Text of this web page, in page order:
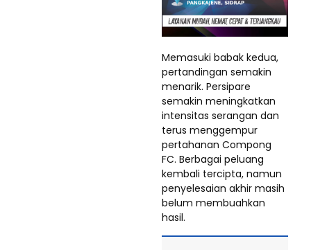
Memasuki babak kedua,
pertandingan semakin
menarik. Persipare
semakin meningkatkan
intensitas serangan dan
terus menggempur
pertahanan Compong
FC. Berbagai peluang
kembali tercipta, namun
penyelesaian akhir masih
belum membuahkan
hasil.